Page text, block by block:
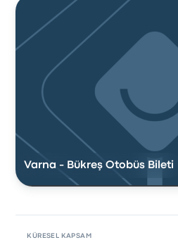
Varna - Bükreş Otobüs Bileti
KÜRESEL KAPSAM